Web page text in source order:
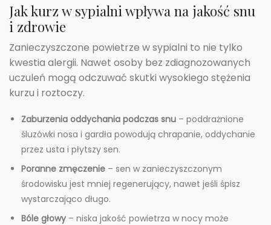
Jak kurz w sypialni wpływa na jakość snu
i zdrowie
Zanieczyszczone powietrze w sypialni to nie tylko
kwestia alergii. Nawet osoby bez zdiagnozowanych
uczuleń mogą odczuwać skutki wysokiego stężenia
kurzu i roztoczy.
Zaburzenia oddychania podczas snu – poddrażnione
śluzówki nosa i gardła powodują chrapanie, oddychanie
przez usta i płytszy sen.
Poranne zmęczenie – sen w zanieczyszczonym
środowisku jest mniej regenerujący, nawet jeśli śpisz
wystarczająco długo.
Bóle głowy – niska jakość powietrza w nocy może